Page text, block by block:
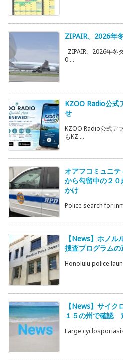
ZIPAIR、2026年
ZIPAIR、2026年冬
0 ...
KZOO Radio公式
せ
KZOO Radio公式ア
もKZ ...
オアフコミュニ
から勾留中の２
かけ
Police search for
【News】ホノ
捜査プログラムの
Honolulu police
【News】サイ
１５の州で確認
Large